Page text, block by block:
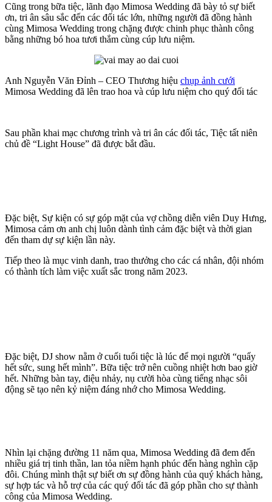
Cũng trong bữa tiệc, lãnh đạo Mimosa Wedding đã bày tỏ sự biết
ơn, tri ân sâu sắc đến các đối tác lớn, những người đã đồng hành
cùng Mimosa Wedding trong chặng được chinh phục thành công
bằng những bó hoa tươi thắm cùng cúp lưu niệm.
Anh Nguyễn Văn Đỉnh – CEO Thương hiệu chụp ảnh cưới
Mimosa Wedding đã lên trao hoa và cúp lưu niệm cho quý đối tác
Sau phần khai mạc chương trình và tri ân các đối tác, Tiệc tất niên
chủ đề “Light House” đã được bắt đầu.
Đặc biệt, Sự kiện có sự góp mặt của vợ chồng diễn viên Duy Hưng,
Mimosa cảm ơn anh chị luôn dành tình cảm đặc biệt và thời gian
đến tham dự sự kiện lần này.
Tiếp theo là mục vinh danh, trao thưởng cho các cá nhân, đội nhóm
có thành tích làm việc xuất sắc trong năm 2023.
Đặc biệt, DJ show nằm ở cuối tuổi tiệc là lúc để mọi người “quẩy
hết sức, sung hết mình”. Bữa tiệc trở nên cuồng nhiệt hơn bao giờ
hết. Những bàn tay, điệu nhảy, nụ cười hòa cùng tiếng nhạc sôi
động sẽ tạo nên kỷ niệm đáng nhớ cho Mimosa Wedding.
Nhìn lại chặng đường 11 năm qua, Mimosa Wedding đã đem đến
nhiều giá trị tinh thần, lan tỏa niềm hạnh phúc đến hàng nghìn cặp
đôi. Chúng mình thật sự biết ơn sự đồng hành của quý khách hàng,
sự hợp tác và hỗ trợ của các quý đối tác đã góp phần cho sự thành
công của Mimosa Wedding.